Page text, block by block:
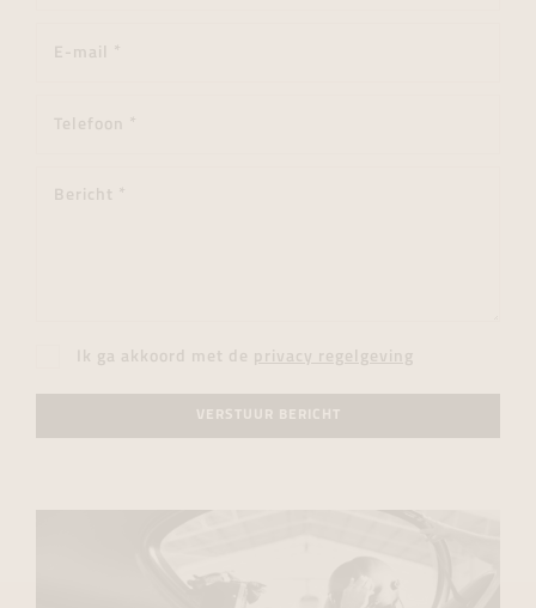
Ik ga akkoord met de privacy regelgeving
VERSTUUR BERICHT